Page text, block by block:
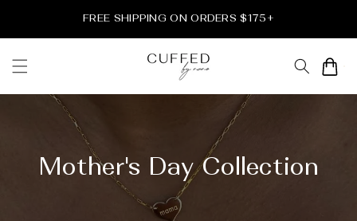
FREE SHIPPING ON ORDERS $175+
Panier
Mother's Day Collection